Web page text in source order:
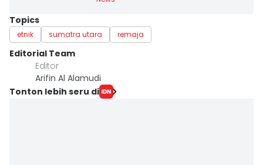
Topics
etnik sumatra utara remaja
Editorial Team
Editor
Arifin Al Alamudi
Tonton lebih seru di